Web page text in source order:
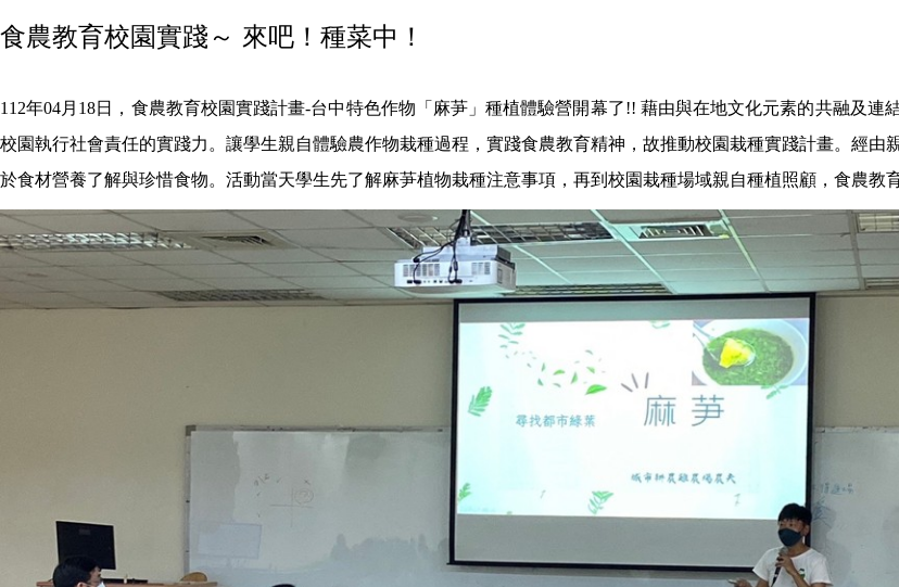
食農教育校園實踐～ 來吧！種菜中！
112年04月 18日，食農教育校園實踐計畫-台中特色作物「麻芛」種植體驗營開幕了!! 藉由與在地文化元素的共融及連
校園執行社會責任的實踐力。讓學生親自體驗農作物栽種過程，實踐食農教育精神，故推動校園栽種實踐計畫。經
於食材營養了解與珍惜食物。活動當天學生先了解麻芛植物栽種注意事項，再到校園栽種場域親自種植照顧，食農教